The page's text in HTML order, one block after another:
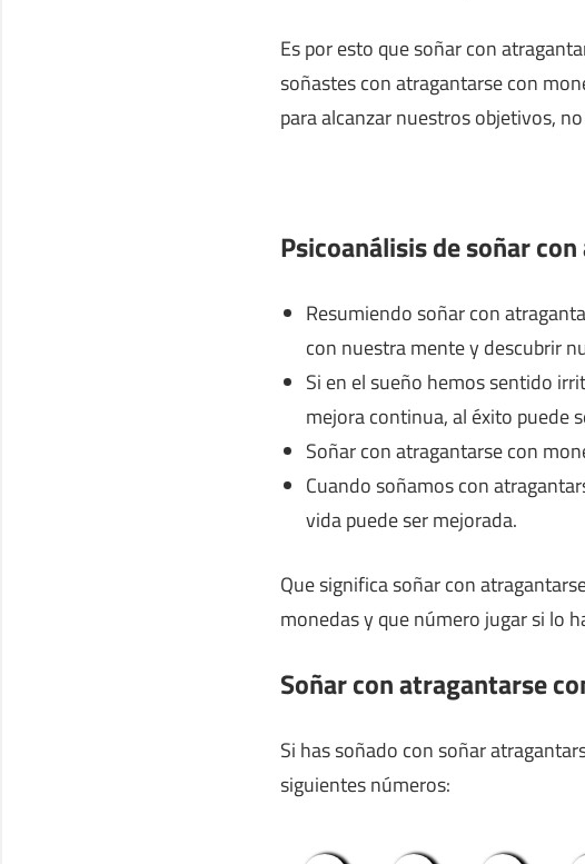
Es por esto que soñar con
soñastes con atragantarse con
para alcanzar nuestros objetivos,
Psicoanálisis de soñar
Resumiendo soñar con
con nuestra mente y descubrir
Si en el sueño hemos sentido
mejora continua, al éxito puede
Soñar con atragantarse con
Cuando soñamos con
vida puede ser mejorada.
Que significa soñar con
monedas y que número jugar si lo
Soñar con atragantarse
Si has soñado con soñar
siguientes números: